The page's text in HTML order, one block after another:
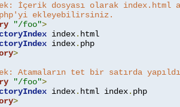
İçerik dosyası olarak index.html
ekleyebilirsiniz.
"/foo">
index. html
index.
>
Atamaların tet bir satırda
"/foo">
index. html index.
>